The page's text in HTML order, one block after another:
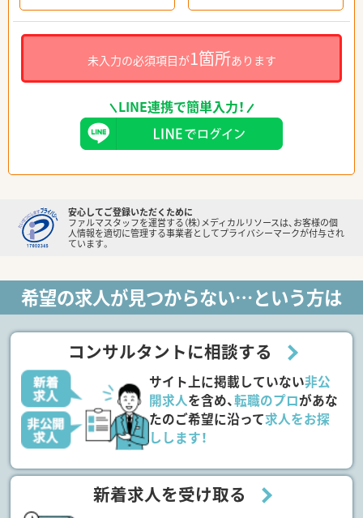
未入力の必須項目が1箇所あります
LINE連携で簡単入力！
安心してご登録いただくために
ファルマスタッフを運営する（株）メディカルリソースは、お客様の個
人情報を適切に管理する事業者としてプライバシーマークが付与され
ています。
希望の求人が見つからない…という方は
コンサルタントに相談する
サイト上に掲載していない非公
開求人を含め、転職のプロがあな
たのご希望に沿って求人をお探
しします！
新着求人を受け取る